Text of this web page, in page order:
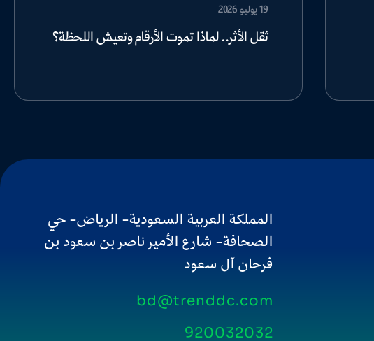
19 يوليو 2026
ثقل الأثر.. لماذا تموت الأرقام وتعيش اللحظة؟
المملكة العربية السعودية- الرياض- حي
الصحافة- شارع الأمير ناصر بن سعود بن
فرحان آل سعود
bd@trenddc.com
920032032